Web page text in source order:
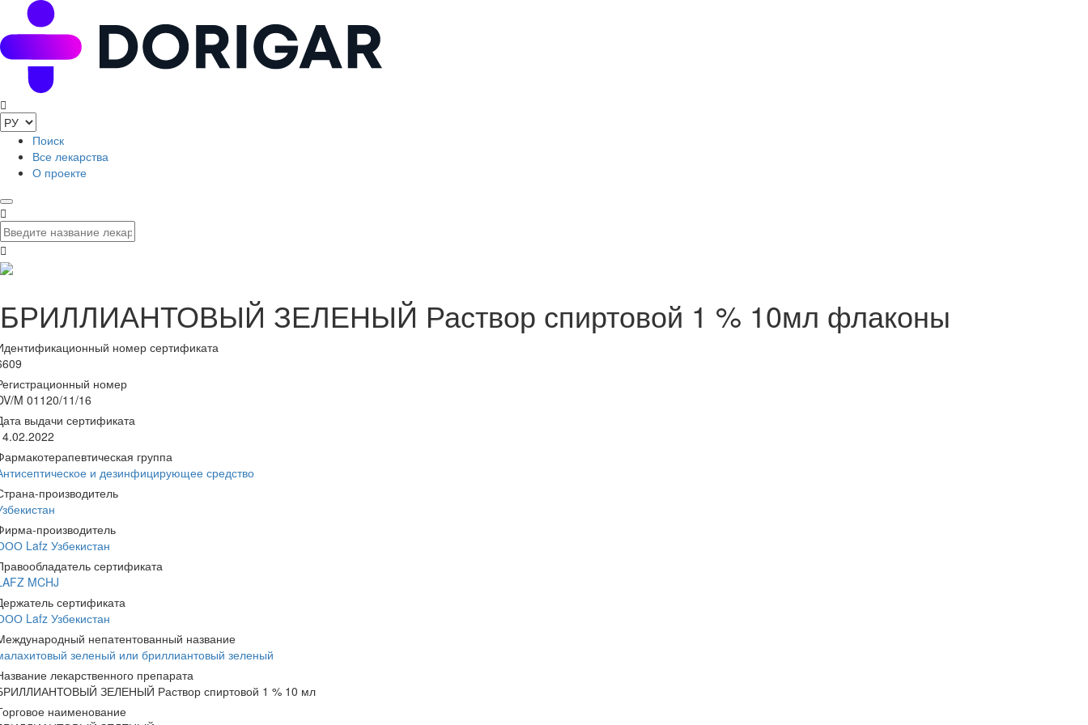
Поиск
Все лекарства
О проекте
БРИЛЛИАНТОВЫЙ ЗЕЛЕНЫЙ Раствор спиртовой 1 % 10мл флаконы
номер сертификата
номер
M 01120/11/16
выдачи сертификата
группа
и дезинфицирующее средство
производитель
производитель
Lafz Узбекистан
сертификата
MCHJ
сертификата
Lafz Узбекистан
непатентованный название
зеленый или бриллиантовый зеленый
лекарственного препарата
ЗЕЛЕНЫЙ Раствор спиртовой 1 % 10 мл
наименование